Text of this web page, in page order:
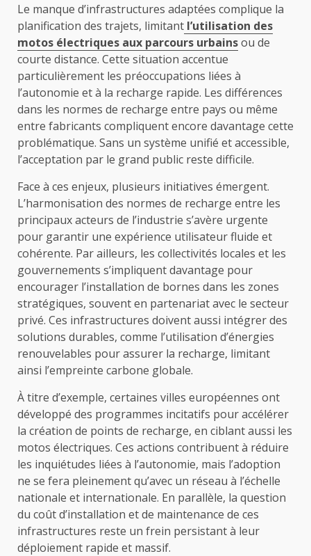
Le manque d’infrastructures adaptées complique la
planification des trajets, limitant l’utilisation des
motos électriques aux parcours urbainsou de
courte distance. Cette situation accentue
particulièrement les préoccupations liées à
l’autonomie et à la recharge rapide. Les différences
dans les normes de recharge entre pays ou même
entre fabricants compliquent encore davantage cette
problématique. Sans un système unifié et accessible,
l’acceptation par le grand public reste difficile.
Face à ces enjeux, plusieurs initiatives émergent.
L’harmonisation des normes de recharge entre les
principaux acteurs de l’industrie s’avère urgente
pour garantir une expérience utilisateur fluide et
cohérente. Par ailleurs, les collectivités locales et les
gouvernements s’impliquent davantage pour
encourager l’installation de bornes dans les zones
stratégiques, souvent en partenariat avec le secteur
privé. Ces infrastructures doivent aussi intégrer des
solutions durables, comme l’utilisation d’énergies
renouvelables pour assurer la recharge, limitant
ainsi l’empreinte carbone globale.
À titre d’exemple, certaines villes européennes ont
développé des programmes incitatifs pour accélérer
la création de points de recharge, en ciblant aussi les
motos électriques. Ces actions contribuent à réduire
les inquiétudes liées à l’autonomie, mais l’adoption
ne se fera pleinement qu’avec un réseau à l’échelle
nationale et internationale. En parallèle, la question
du coût d’installation et de maintenance de ces
infrastructures reste un frein persistant à leur
déploiement rapide et massif.